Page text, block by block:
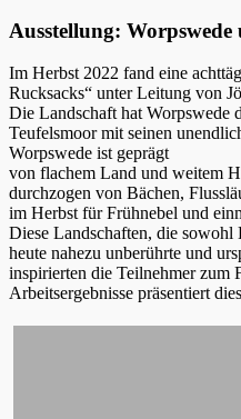
Ausstellung: Worpswede
Im Herbst 2022 fand eine
Rucksacks“ unter Leitung von
Die Landschaft hat Worpswede
Teufelsmoor mit seinen
Worpswede ist geprägt
von flachem Land und weitem
durchzogen von Bächen,
im Herbst für Frühnebel und
Diese Landschaften, die
heute nahezu unberührte und
inspirierten die Teilnehmer zum
Arbeitsergebnisse präsentiert